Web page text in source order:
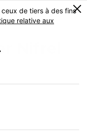
0
Nifrel